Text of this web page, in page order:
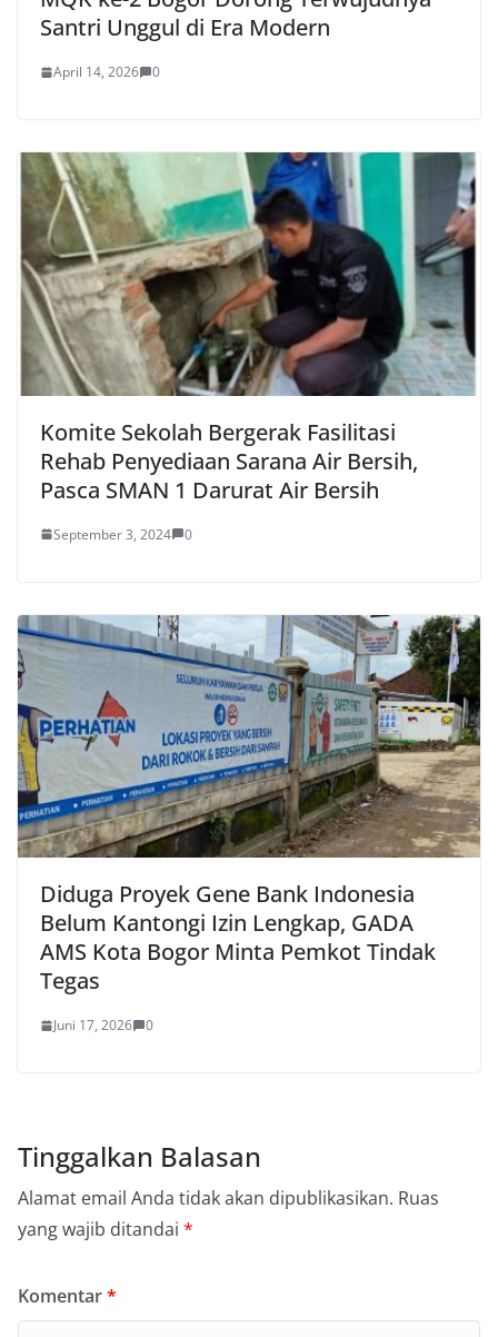
Santri Unggul di Era Modern
April 14, 2026 0
Komite Sekolah Bergerak Fasilitasi
Rehab Penyediaan Sarana Air Bersih,
Pasca SMAN 1 Darurat Air Bersih
September 3, 2024 0
Diduga Proyek Gene Bank Indonesia
Belum Kantongi Izin Lengkap, GADA
AMS Kota Bogor Minta Pemkot Tindak
Tegas
Juni 17, 2026 0
Tinggalkan Balasan
Alamat email Anda tidak akan dipublikasikan. Ruas
yang wajib ditandai *
Komentar*